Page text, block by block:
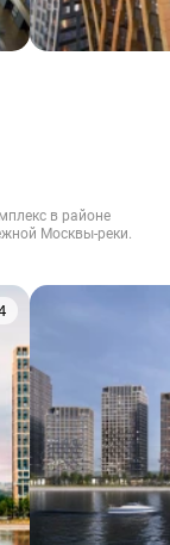
в районе
Москвы-реки.